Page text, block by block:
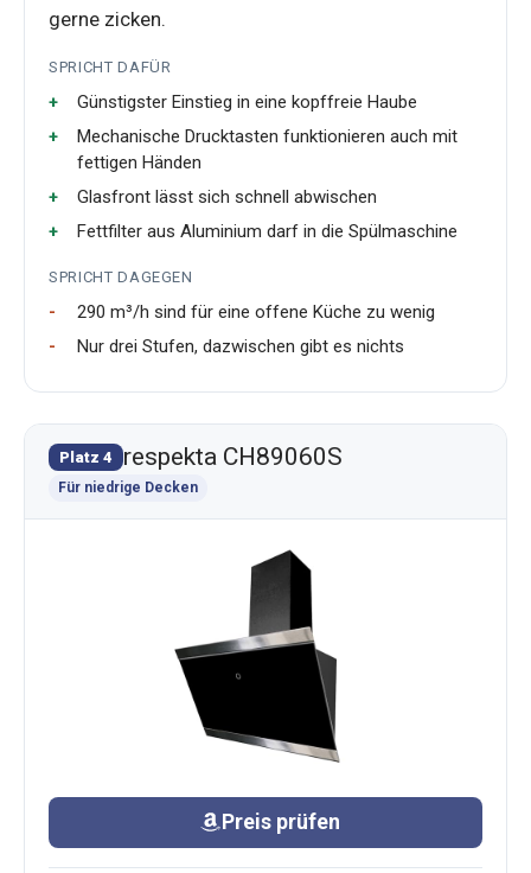
gerne zicken.
SPRICHT DAFÜR
Günstigster Einstieg in eine kopffreie Haube
Mechanische Drucktasten funktionieren auch mit
fettigen Händen
Glasfront lässt sich schnell abwischen
Fettfilter aus Aluminium darf in die Spülmaschine
SPRICHT DAGEGEN
290 m³/h sind für eine offene Küche zu wenig
Nur drei Stufen, dazwischen gibt es nichts
Platz 4 respekta CH89060S
Für niedrige Decken
Preis prüfen